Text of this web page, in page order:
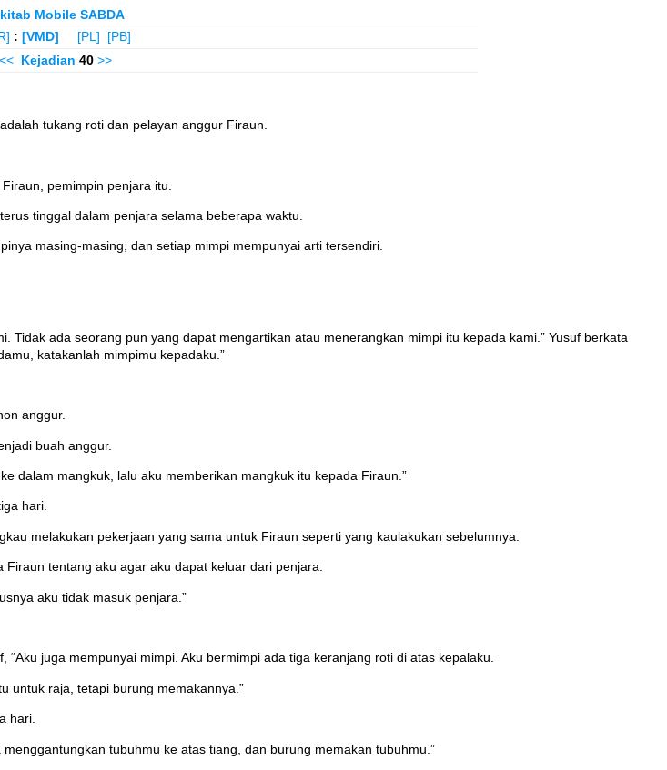
Mobile SABDA
: [VMD] [PL]
[PB]
<< Kejadian 40 >>
tukang roti dan pelayan anggur Firaun.
pemimpin penjara itu.
tinggal dalam penjara selama beberapa waktu.
masing-masing, dan setiap mimpi mempunyai arti tersendiri.
ada seorang pun yang dapat mengartikan atau menerangkan mimpi itu kepada kami.” Yusuf berkata
katakanlah mimpimu kepadaku.”
anggur.
buah anggur.
dalam mangkuk, lalu aku memberikan mangkuk itu kepada Firaun.”
hari.
melakukan pekerjaan yang sama untuk Firaun seperti yang kaulakukan sebelumnya.
tentang aku agar aku dapat keluar dari penjara.
aku tidak masuk penjara.”
juga mempunyai mimpi. Aku bermimpi ada tiga keranjang roti di atas kepalaku.
untuk raja, tetapi burung memakannya.”
hari.
tubuhmu ke atas tiang, dan burung memakan tubuhmu.”